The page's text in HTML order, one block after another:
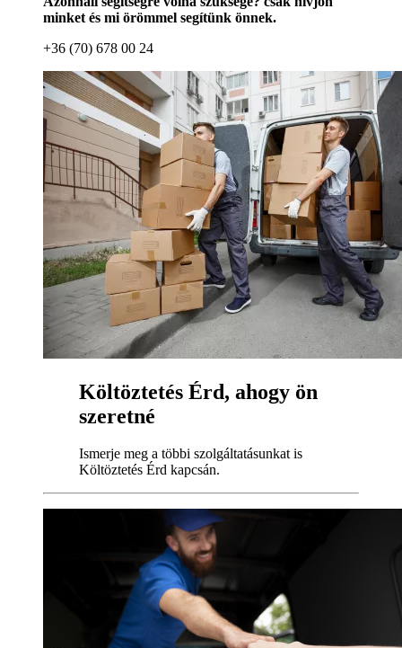
minket és mi örömmel segítünk önnek.
+36 (70) 678 00 24
Költöztetés Érd, ahogy ön
szeretné
Ismerje meg a többi szolgáltatásunkat is
Költöztetés Érd kapcsán.